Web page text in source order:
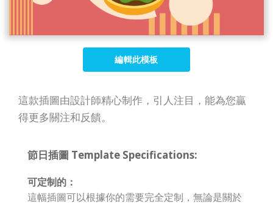
編輯此模板
這款插圖由設計師精心制作，引人注目，能為您贏
得更多關注和反饋。
節日插圖 Template Specifications:
可定制的：
這幅插圖可以根據你的需要完全定制，無論是關於